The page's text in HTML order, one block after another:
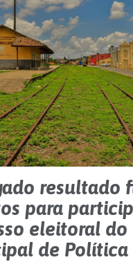
resultado
para
eleitoral do
de